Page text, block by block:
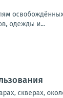
одежды и...
скверах,